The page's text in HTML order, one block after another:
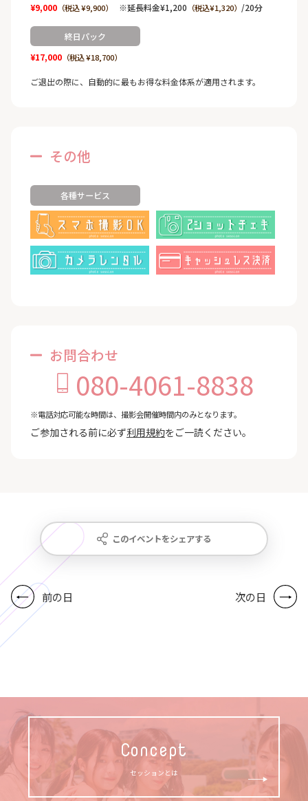
¥9,000（税込 ¥9,900） ※延長料金¥1,200 （税込¥1,320） /20分
終日パック
¥17,000（税込 ¥18,700）
ご退出の際に、自動的に最もお得な料金体系が適用されます。
その他
各種サービス
お問合わせ
080-4061-8838
※電話対応可能な時間は、撮影会開催時間内のみとなります。
ご参加される前に必ず利用規約をご一読ください。
このイベントをシェアする
前の日 次の日
Concept
セッションとは